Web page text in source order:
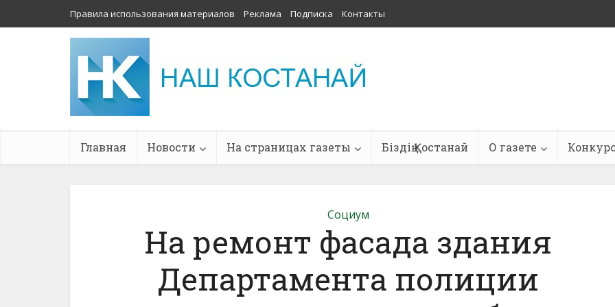
Правила использования материалов Реклама Подписка Контакты
Главная Новости На страницах газеты Біздің Қостанай О газете
Социум
На ремонт фасада здания
Департамента полиции